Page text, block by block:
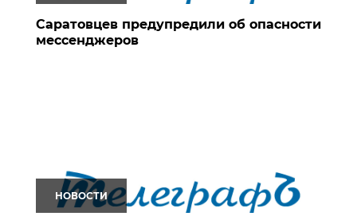
Саратовцев предупредили об опасности
мессенджеров
НОВОСТИ